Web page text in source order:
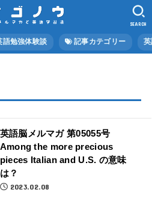
語勉強体験談 記事カテゴリー
SEARCH
英語脳メルマガ 第05055号
Among the more precious
pieces Italian and U.S. の意味
は？
2023.02.08